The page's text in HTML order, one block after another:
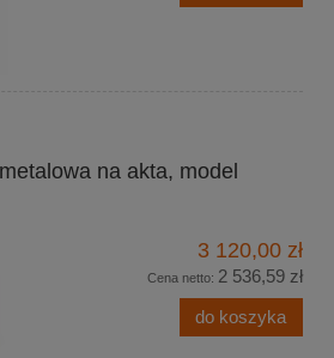
na akta, model
3 120,00 zł
Cena netto: 2 536,59 zł
do koszyka